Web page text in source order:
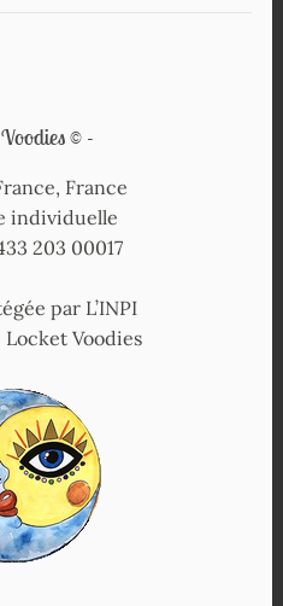
©
France
individuelle
203 00017
par L’INPI
Voodies